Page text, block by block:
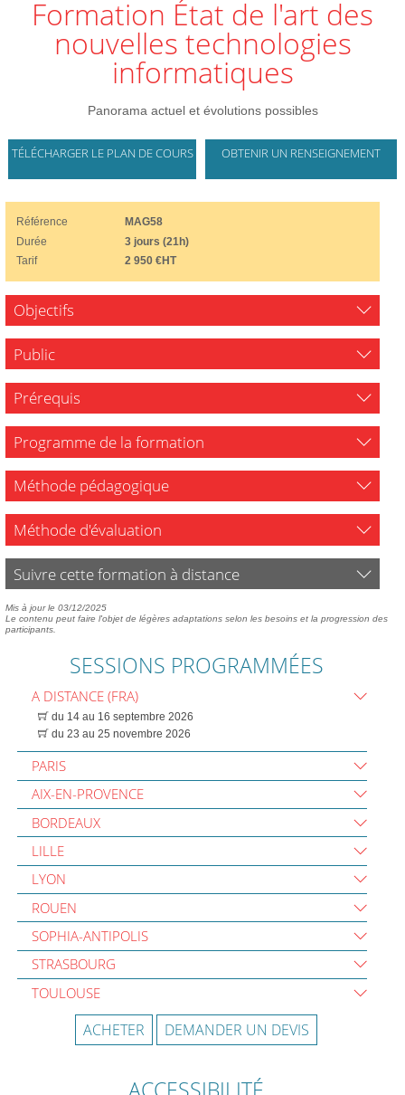
Formation État de l'art des
nouvelles technologies
informatiques
Panorama actuel et évolutions possibles
TÉLÉCHARGER LE PLAN DE COURS OBTENIR UN RENSEIGNEMENT
Référence
MAG58
Durée
3 jours (21h)
Tarif
2 950 €HT
Objectifs
Public
Prérequis
Programme de la formation
Méthode pédagogique
Méthode d'évaluation
Suivre cette formation à distance
Mis à jour le 03/12/2025
Le contenu peut faire l'objet de légères adaptations selon les besoins et la progression des
participants.
SESSIONS PROGRAMMÉES
A DISTANCE (FRA)
du 14 au 16 septembre 2026
du 23 au 25 novembre 2026
PARIS
AIX-EN-PROVENCE
BORDEAUX
LILLE
LYON
ROUEN
SOPHIA-ANTIPOLIS
STRASBOURG
TOULOUSE
ACHETER DEMANDER UN DEVIS